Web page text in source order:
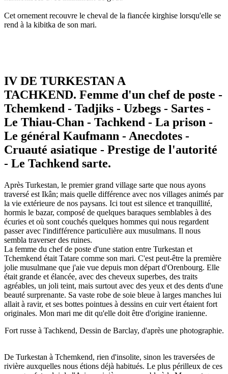
Cet ornement recouvre le cheval de la fiancée kirghise lorsqu'elle se
rend à la kibitka de son mari.
IV DE TURKESTAN A
TACHKEND. Femme d'un chef de poste -
Tchemkend - Tadjiks - Uzbegs - Sartes -
Le Thiau-Chan - Tachkend - La prison -
Le général Kaufmann - Anecdotes -
Cruauté asiatique - Prestige de l'autorité
- Le Tachkend sarte.
Après Turkestan, le premier grand village sarte que nous ayons
traversé est Ikân; mais quelle différence avec nos villages animés par
la vie extérieure de nos paysans. Ici tout est silence et tranquillité,
hormis le bazar, composé de quelques baraques semblables à des
écuries et où sont couchés quelques hommes qui nous regardent
passer avec l'indifférence particuIière aux musulmans. Il nous
sembla traverser des ruines.
La femme du chef de poste d'une station entre Turkestan et
Tchemkend était Tatare comme son mari. C'est peut-être la première
jolie musulmane que j'aie vue depuis mon départ d'Orenbourg. Elle
était grande et élancée, avec des cheveux superbes, des traits
agréables, un joli teint, mais surtout avec des yeux et des dents d'une
beauté surprenante. Sa vaste robe de soie bleue à larges manches lui
allait à ravir, et ses bottes pointues à dessins en cuir vert étaient fort
originales. Mon mari me dit qu'elle doit être d'origine iranienne.
Fort russe à Tachkend, Dessin de Barclay, d'après une photographie.
De Turkestan à Tchemkend, rien d'insolite, sinon les traversées de
rivière auxquelles nous étions déjà habitués. Le plus périlleux de ces